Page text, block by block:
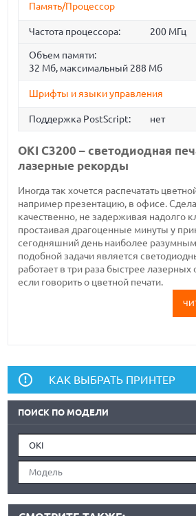
Память/Процессор
Частота процессора: 200 МГц
Объем памяти:
32 Мб, максимальный 288 Мб
Шрифты и языки управления
Поддержка PostScript: нет
OKI C3200 – светодиодная
лазерные рекорды
Иногда так хочется распечатать
например презентацию, в офисе.
качественно, не задерживая надолго
простаивая драгоценные минуты у
сегодняшний день наиболее
подобной задачи является
работает в три раза быстрее лазерных
если говорить о цветной печати.
КАК ВЫБРАТЬ ПРИНТЕР
ПОИСК ПО МОДЕЛИ
OKI
Модель